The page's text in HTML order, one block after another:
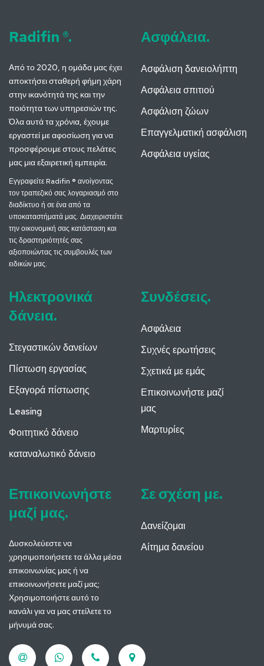
Radifin ®.
Από το 2020, η ομάδα μας έχει
αποκτήσει σταθερή φήμη χάρη
στην ικανότητά της και την
ποιότητα των υπηρεσιών της.
Όλα αυτά τα χρόνια, έχουμε
εργαστεί με αφοσίωση για να
προσφέρουμε στους πελάτες
μας μια εξαιρετική εμπειρία.
Εγγραφείτε Radifin ® ανοίγοντας
τον τραπεζικό σας λογαριασμό στο
διαδίκτυο ή σε ένα από τα
υποκαταστήματά μας. Διαχειριστείτε
την οικονομική σας κατάσταση και
τις δραστηριότητές σας
αξιοποιώντας τις συμβουλές των
ειδικών μας.
Ασφάλεια.
Ασφάλιση δανειολήπτη
Ασφάλεια σπιτιού
Ασφάλιση ζώων
Επαγγελματική ασφάλιση
Ασφάλεια υγείας
Ηλεκτρονικά
δάνεια.
Στεγαστικών δανείων
Πίστωση εργασίας
Εξαγορά πίστωσης
Leasing
Φοιτητικό δάνειο
καταναλωτικό δάνειο
Συνδέσεις.
Ασφάλεια
Συχνές ερωτήσεις
Σχετικά με εμάς
Επικοινωνήστε μαζί
μας
Μαρτυρίες
Επικοινωνήστε
μαζί μας.
Δυσκολεύεστε να
χρησιμοποιήσετε τα άλλα μέσα
επικοινωνίας μας ή να
επικοινωνήσετε μαζί μας;
Χρησιμοποιήστε αυτό το
κανάλι για να μας στείλετε το
μήνυμά σας.
Σε σχέση με.
Δανείζομαι
Αίτημα δανείου